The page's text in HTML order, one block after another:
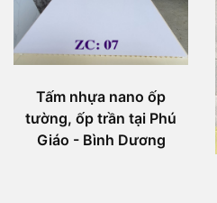
Tấm nhựa nano ốp
tường, ốp trần tại Phú
Giáo - Bình Dương